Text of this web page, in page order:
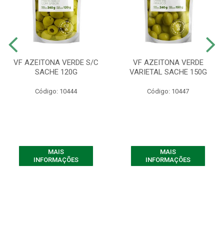
VF AZEITONA VERDE S/C
SACHE 120G
Código: 10444
MAIS
INFORMAÇÕES
VF AZEITONA VERDE
VARIETAL SACHE 150G
Código: 10447
MAIS
INFORMAÇÕES